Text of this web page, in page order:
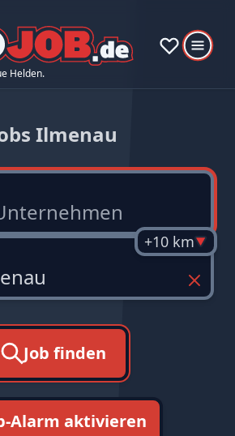
Helden.
Ilmenau
+10 km
Job finden
Alarm aktivieren